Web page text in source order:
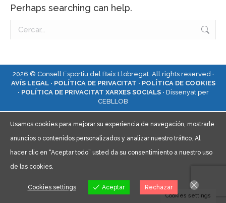
Perhaps searching can help.
Search:
2026 © Consell Esportiu del Baix Llobregat. All rights reserved ·
AVÍS LEGAL · POLÍTICA DE PRIVACITAT · POLÍTICA DE COOKIES
· POLÍTICA DE PRIVACITAT XARXES SOCIALS · Dissenyat per
CEBLLOB
Usamos cookies para mejorar su experiencia de navegación, mostrarle
anuncios o contenidos personalizados y analizar nuestro tráfico. Al
hacer clic en “Aceptar todo” usted da su consentimiento a nuestro uso
de las cookies.
Cookies settings Aceptar Rechazar
Cookies settings